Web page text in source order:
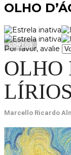
OLHO
Por favor, avalie
OLHO
LÍRIOS
CONTOS
Marcello Ricardo